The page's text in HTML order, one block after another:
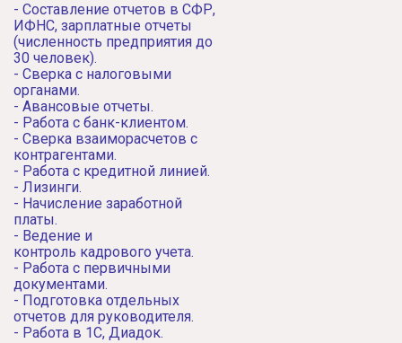
- Составление отчетов в СФР,
ИФНС, зарплатные отчеты
(численность предприятия до
30 человек).
- Сверка с налоговыми
органами.
- Авансовые отчеты.
- Работа с банк-клиентом.
- Сверка взаиморасчетов с
контрагентами.
- Работа с кредитной линией.
- Лизинги.
- Начисление заработной
платы.
- Ведение и
контроль кадрового учета.
- Работа с первичными
документами.
- Подготовка отдельных
отчетов для руководителя.
- Работа в 1С, Диадок.